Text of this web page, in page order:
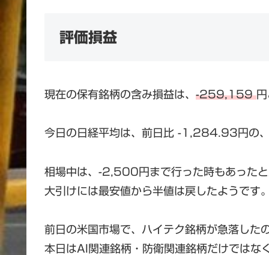
評価損益
現在の保有銘柄の含み損益は、 -259,159
今日の日経平均は、前日比 -1,284.93円の
相場中は、-2,500円まで行った時もあった
大引けには最安値から半値は戻したようです
前日の米国市場で、ハイテク銘柄が急落した
本日はAI関連銘柄・防衛関連銘柄だけではな